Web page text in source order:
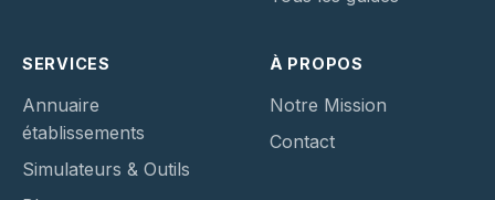
SERVICES
Annuaire
établissements
Simulateurs & Outils
À PROPOS
Notre Mission
Contact